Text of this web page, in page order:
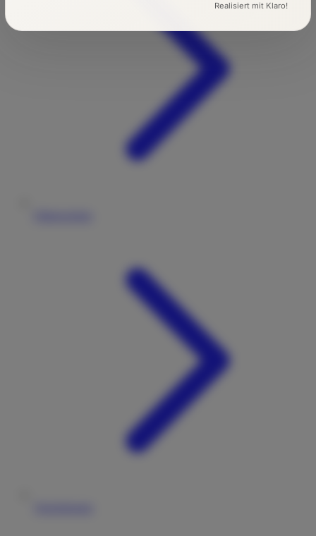
Realisiert mit Klaro!